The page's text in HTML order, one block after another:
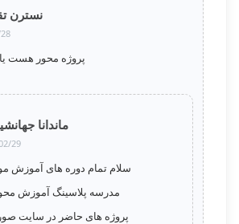
نسترن
پروژه محور هست
ماندانا
29
سلام تمام دوره های آموزش
مدرسه پلاسینگ آموزش
پروژه های حاضر در سایت